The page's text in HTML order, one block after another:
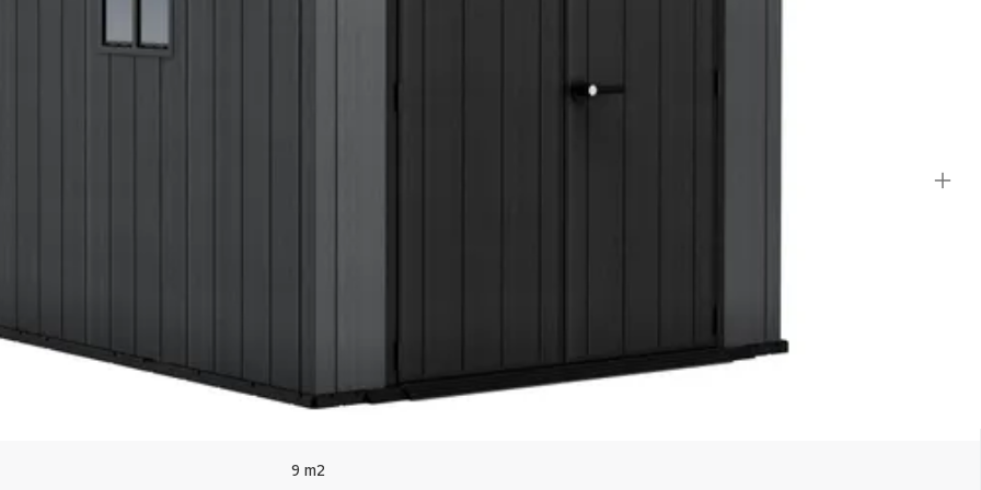
zware gewichten te kunnen dragen. Het binnenvoeren van zware items zoals een grasmaaier of barbecue wordt vergemakkelijkt door de
droog.
stijlvolle aanwinst voor elke tuin.
246 cm
9 m2